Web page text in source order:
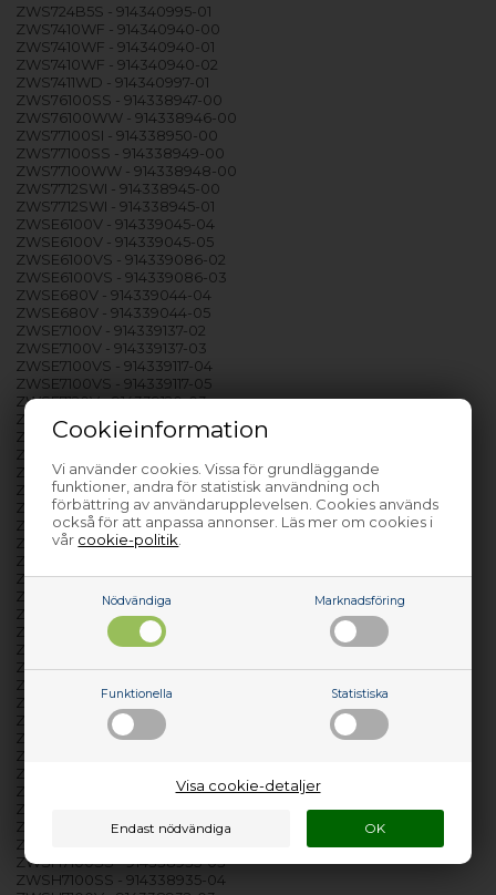
Cookieinformation
Vi använder cookies. Vissa för grundläggande
funktioner, andra för statistisk användning och
förbättring av användarupplevelsen. Cookies används
också för att anpassa annonser. Läs mer om cookies i
vår cookie-politik
Nödvändiga Marknadsföring
Funktionella Statistiska
Visa cookie-detaljer
ZWS724B5S - 914340995-01
ZWS7410WF - 914340940-00
ZWS7410WF - 914340940-01
ZWS7410WF - 914340940-02
ZWS7411WD - 914340997-01
ZWS76100SS - 914338947-00
ZWS76100WW - 914338946-00
ZWS77100SI - 914338950-00
ZWS77100SS - 914338949-00
ZWS77100WW - 914338948-00
ZWS7712SWI - 914338945-00
ZWS7712SWI - 914338945-01
ZWSE6100V - 914339045-04
ZWSE6100V - 914339045-05
ZWSE6100VS - 914339086-02
ZWSE6100VS - 914339086-03
ZWSE680V - 914339044-04
ZWSE680V - 914339044-05
ZWSE7100V - 914339137-02
ZWSE7100V - 914339137-03
ZWSE7100VS - 914339117-04
ZWSE7100VS - 914339117-05
ZWSE7120V - 914339120-03
ZWSE7120V - 914339120-04
ZWSE7120V - 914339120-05
ZWSE7120V - 914339121-03
ZWSE7120V - 914339121-04
ZWSE7120V - 914339121-05
ZWSF7100SS - 914339139-02
ZWSF7100SS - 914339139-03
ZWSG6101V - 914339083-02
ZWSG6101V - 914339083-03
ZWSG6101V - 914339090-02
ZWSG6101V - 914339090-03
ZWSG6120V - 914338851-02
ZWSG6120V - 914338851-03
ZWSG6120V - 914338851-04
ZWSG7101V - 914339128-03
ZWSG7101V - 914339128-04
ZWSG7101VS - 914339130-03
ZWSG7101VS - 914339130-04
ZWSG7121V - 914339129-02
ZWSG7121V - 914339129-03
ZWSG7121V - 914339129-04
ZWSG7121VS - 914339131-02
ZWSG7121VS - 914339131-04
ZWSH6100V - 914338819-05
ZWSH7100SS - 914338935-02
ZWSH7100SS - 914338935-03
ZWSH7100SS - 914338935-04